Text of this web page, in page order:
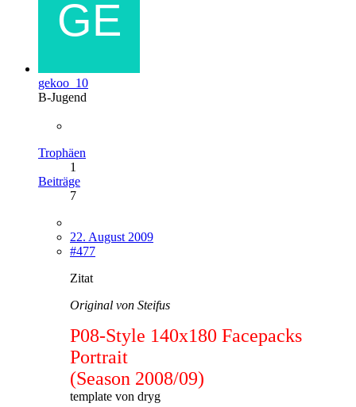
gekoo_10
B-Jugend
Trophäen
1
Beiträge
7
22. August 2009
#477
Zitat
Original von Steifus
P08-Style 140x180 Facepacks
Portrait
(Season 2008/09)
template von dryg